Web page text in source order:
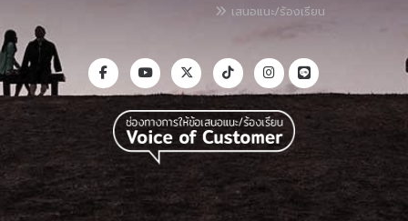
เสนอแนะ/ร้องเรียน